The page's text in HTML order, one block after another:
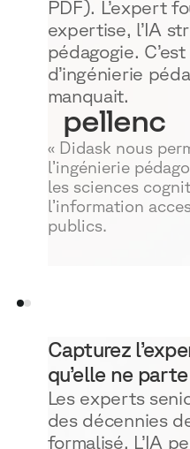
PDF). L’expert
expertise, l’IA
pédagogie.
d’ingénierie
manquait.
pellenc
« Didask nous
l’ingénierie
les sciences
l’information
publics.
Capturez
qu’elle ne parte
Les experts
des décennies
formalisé. L’IA